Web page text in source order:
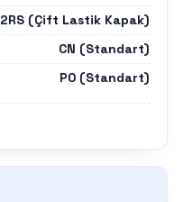
2RS (Çift Lastik Kapak)
CN (Standart)
P0 (Standart)